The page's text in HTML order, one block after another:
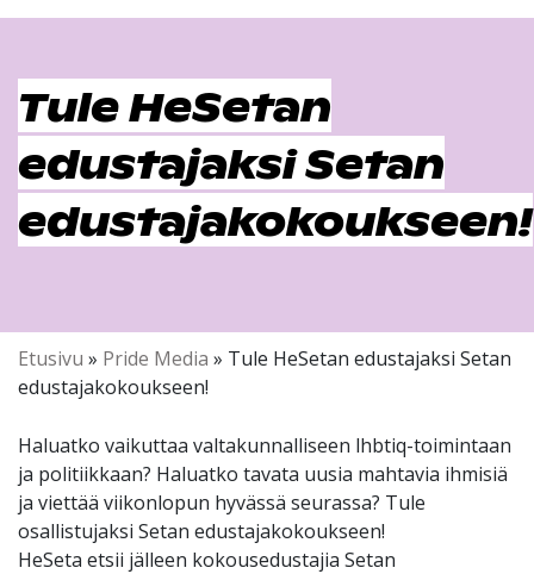
Tule HeSetan
edustajaksi Setan
edustajakokoukseen!
Etusivu » Pride Media » Tule HeSetan edustajaksi Setan
edustajakokoukseen!
Haluatko vaikuttaa valtakunnalliseen lhbtiq-toimintaan
ja politiikkaan? Haluatko tavata uusia mahtavia ihmisiä
ja viettää viikonlopun hyvässä seurassa? Tule
osallistujaksi Setan edustajakokoukseen!
HeSeta etsii jälleen kokousedustajia Setan